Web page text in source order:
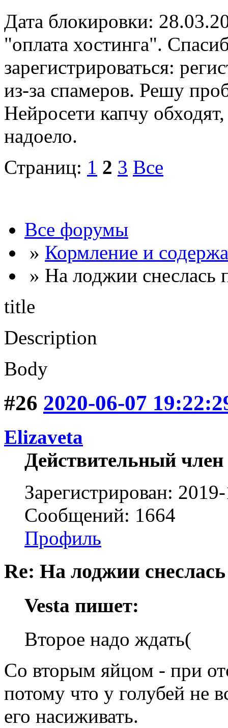
Дата блокировки:
"оплата хостинга".
зарегистрироваться:
из-за спамеров. Решу
Нейросети капчу
надоело.
Страниц: 1 2 3 Все
Все форумы
» Кормление и
» На лоджии снеслась
title
Description
Body
#26 2020-06-07
Elizaveta
Действительный член
Зарегистрирован:
Сообщений: 1664
Профиль
Re: На лоджии
Vesta пишет:
Второе надо ждать(
Со вторым яйцом - при
потому что у голубей не
его насиживать.